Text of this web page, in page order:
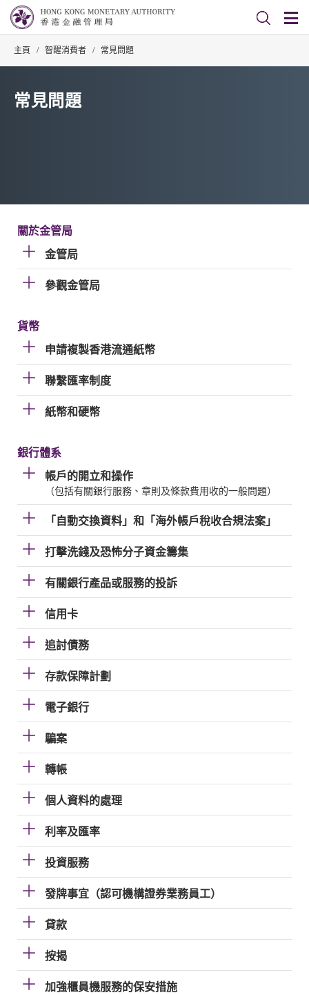
主頁 / 智醒消費者 / 常見問題
常見問題
關於金管局
金管局
參觀金管局
貨幣
申請複製香港流通紙幣
聯繫匯率制度
紙幣和硬幣
銀行體系
帳戶的開立和操作
（包括有關銀行服務、章則及條款費用收的一般問題）
「自動交換資料」和「海外帳戶稅收合規法案」
打擊洗錢及恐怖分子資金籌集
有關銀行產品或服務的投訴
信用卡
追討債務
存款保障計劃
電子銀行
騙案
轉帳
個人資料的處理
利率及匯率
投資服務
發牌事宜（認可機構證券業務員工）
貸款
按揭
加強櫃員機服務的保安措施